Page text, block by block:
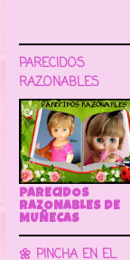
PARECIDOS
RAZONABLES
PARECIDOS
RAZONABLES DE
MUÑECAS
🌼 PINCHA EN EL